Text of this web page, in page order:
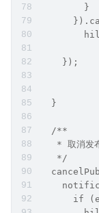
        }
    });
  }
  /**
* 取消发
   */
if